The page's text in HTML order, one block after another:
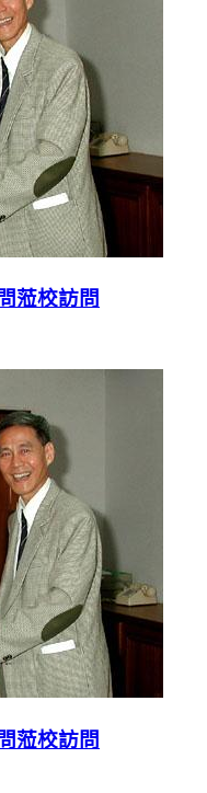
蒞校訪問
蒞校訪問